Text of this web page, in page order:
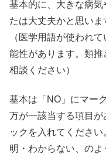
基本的に、大きな病
たは大丈夫かと思いま
（医学用語が使われ
能性があります。類
相談ください）
基本は「NO」にマー
万が一該当する項目
ックを入れてくださ
明・わからない、のよ